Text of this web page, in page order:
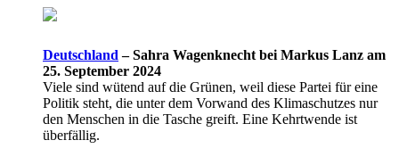
Deutschland – Sahra Wagenknecht bei Markus Lanz am
25. September 2024
Viele sind wütend auf die Grünen, weil diese Partei für eine
Politik steht, die unter dem Vorwand des Klimaschutzes nur
den Menschen in die Tasche greift. Eine Kehrtwende ist
überfällig.